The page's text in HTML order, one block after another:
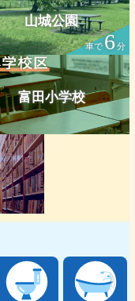
山城公園
車で6分
富田小学校